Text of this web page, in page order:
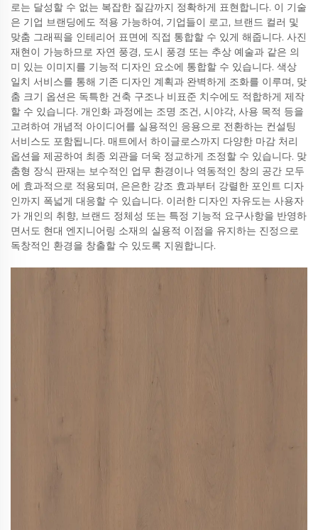
로는 달성할 수 없는 복잡한 질감까지 정확하게 표현합니다. 이 기술
은 기업 브랜딩에도 적용 가능하여, 기업들이 로고, 브랜드 컬러 및
맞춤 그래픽을 인테리어 표면에 직접 통합할 수 있게 해줍니다. 사진
재현이 가능하므로 자연 풍경, 도시 풍경 또는 추상 예술과 같은 의
미 있는 이미지를 기능적 디자인 요소에 통합할 수 있습니다. 색상
일치 서비스를 통해 기존 디자인 계획과 완벽하게 조화를 이루며, 맞
춤 크기 옵션은 독특한 건축 구조나 비표준 치수에도 적합하게 제작
할 수 있습니다. 개인화 과정에는 조명 조건, 시야각, 사용 목적 등을
고려하여 개념적 아이디어를 실용적인 응용으로 전환하는 컨설팅
서비스도 포함됩니다. 매트에서 하이글로스까지 다양한 마감 처리
옵션을 제공하여 최종 외관을 더욱 정교하게 조정할 수 있습니다. 맞
춤형 장식 판재는 보수적인 업무 환경이나 역동적인 창의 공간 모두
에 효과적으로 적용되며, 은은한 강조 효과부터 강렬한 포인트 디자
인까지 폭넓게 대응할 수 있습니다. 이러한 디자인 자유도는 사용자
가 개인의 취향, 브랜드 정체성 또는 특정 기능적 요구사항을 반영하
면서도 현대 엔지니어링 소재의 실용적 이점을 유지하는 진정으로
독창적인 환경을 창출할 수 있도록 지원합니다.